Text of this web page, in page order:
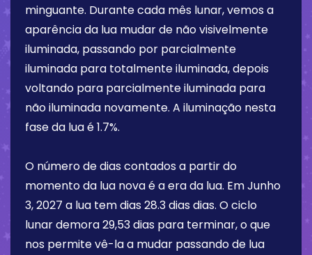
minguante. Durante cada mês lunar, vemos a
aparência da lua mudar de não visivelmente
iluminada, passando por parcialmente
iluminada para totalmente iluminada, depois
voltando para parcialmente iluminada para
não iluminada novamente. A iluminação nesta
fase da lua é1.7%.
O número de dias contados a partir do
momento da lua nova é a era da lua. EmJunho
3, 2027 a lua tem dias 28.3 dias dias. O ciclo
lunar demora 29,53 dias para terminar, o que
nos permite vê-la a mudar passando de lua